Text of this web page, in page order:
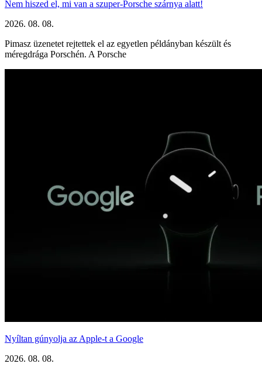
Nem hiszed el, mi van a szuper-Porsche szárnya alatt!
2026. 08. 08.
Pimasz üzenetet rejtettek el az egyetlen példányban készült és
méregdrága Porschén. A Porsche
Nyíltan gúnyolja az Apple-t a Google
2026. 08. 08.